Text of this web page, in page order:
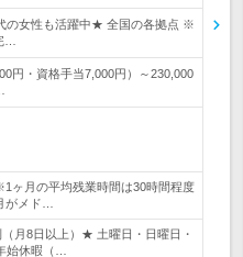
の女性も活躍中★ 全国の各拠点 ※
…
円・資格手当7,000円）～230,000
ヶ月の平均残業時間は30時間程度
がメド…
月8日以上）★ 土曜日・日曜日・
始休暇（…